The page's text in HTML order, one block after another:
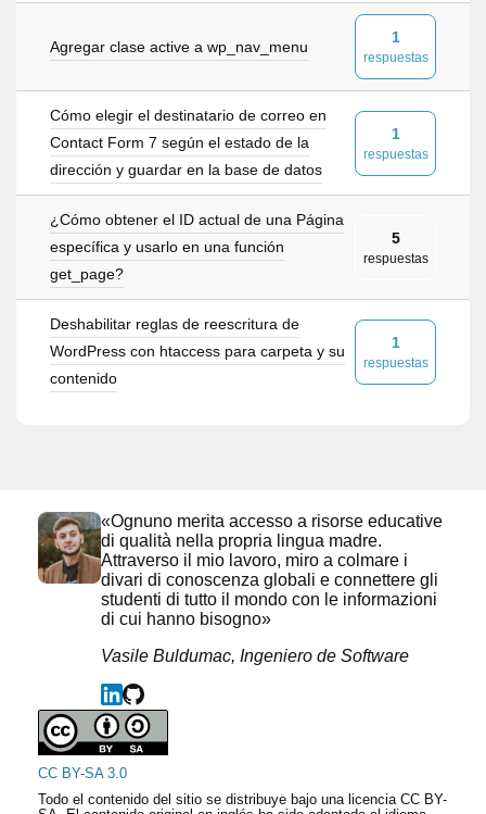
Agregar clase active a wp_nav_menu
1
respuestas
Cómo elegir el destinatario de correo en
Contact Form 7 según el estado de la
dirección y guardar en la base de datos
1
respuestas
¿Cómo obtener el ID actual de una Página
específica y usarlo en una función
get_page?
5
respuestas
Deshabilitar reglas de reescritura de
WordPress con htaccess para carpeta y su
contenido
1
respuestas
«Ognuno merita accesso a risorse educative
di qualità nella propria lingua madre.
Attraverso il mio lavoro, miro a colmare i
divari di conoscenza globali e connettere gli
studenti di tutto il mondo con le informazioni
di cui hanno bisogno»
Vasile Buldumac, Ingeniero de Software
CC BY-SA 3.0
Todo el contenido del sitio se distribuye bajo una licencia CC BY-